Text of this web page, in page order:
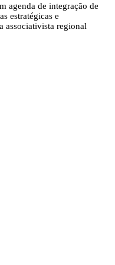
agenda de integração de
estratégicas e
associativista regional